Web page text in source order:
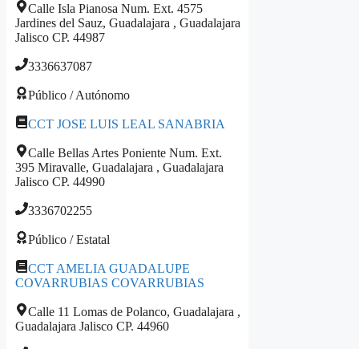
Calle Isla Pianosa Num. Ext. 4575
Jardines del Sauz, Guadalajara , Guadalajara
Jalisco CP. 44987
3336637087
Público / Autónomo
CCT JOSE LUIS LEAL SANABRIA
Calle Bellas Artes Poniente Num. Ext.
395 Miravalle, Guadalajara , Guadalajara
Jalisco CP. 44990
3336702255
Público / Estatal
CCT AMELIA GUADALUPE
COVARRUBIAS COVARRUBIAS
Calle 11 Lomas de Polanco, Guadalajara ,
Guadalajara Jalisco CP. 44960